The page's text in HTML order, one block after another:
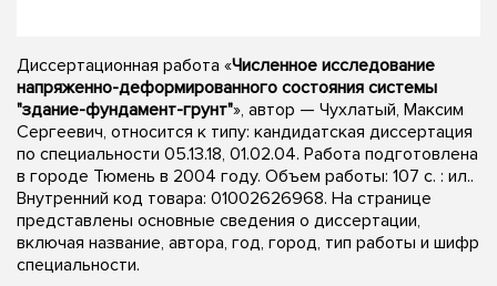
Диссертационная работа «Численное исследование
напряженно-деформированного состояния системы
"здание-фундамент-грунт"», автор — Чухлатый, Максим
Сергеевич, относится к типу: кандидатская диссертация
по специальности 05.13.18, 01.02.04. Работа подготовлена
в городе Тюмень в 2004 году. Объем работы: 107 с. : ил..
Внутренний код товара: 01002626968. На странице
представлены основные сведения о диссертации,
включая название, автора, год, город, тип работы и шифр
специальности.